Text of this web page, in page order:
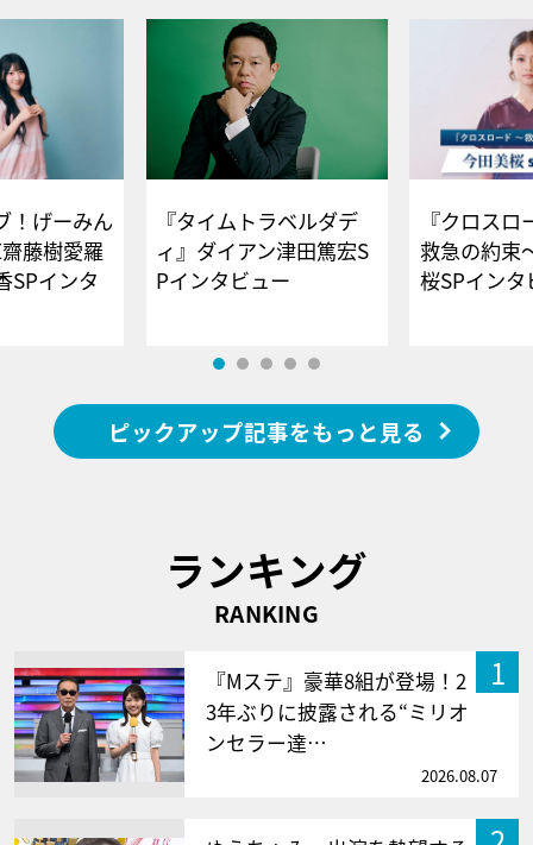
！げーみん
藤樹愛羅
SPインタ
『タイムトラベルダデ
ィ』ダイアン津田篤宏S
Pインタビュー
『クロス
救急の約束
桜SPイ
ピックアップ記事をもっと見る
ランキング
RANKING
1
『Mステ』豪華8組が登場！2
3年ぶりに披露される“ミリオ
ンセラー達…
2026.08.07